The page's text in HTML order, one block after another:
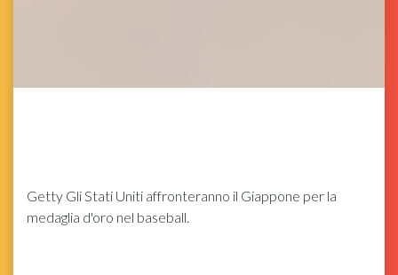
Getty Gli Stati Uniti affronteranno il Giappone per la
medaglia d'oro nel baseball.